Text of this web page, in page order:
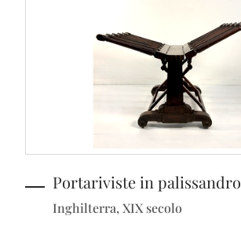
Portariviste in palissandro
Inghilterra, XIX secolo